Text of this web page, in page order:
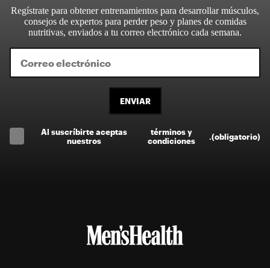
Regístrate para obtener entrenamientos para desarrollar músculos,
consejos de expertos para perder peso y planes de comidas
nutritivas, enviados a tu correo electrónico cada semana.
ENVIAR
Al suscríbirte aceptas
nuestros
términos y
condiciones
(obligatorio)